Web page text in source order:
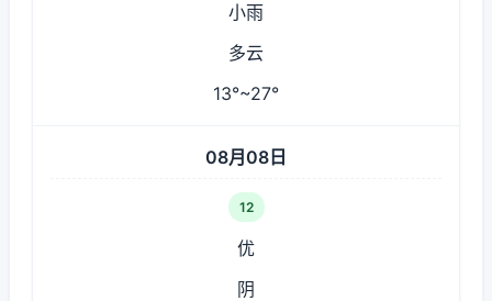
小雨
多云
13°~27°
08月08日
12
优
阴